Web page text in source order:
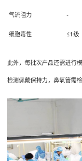
气流阻力 -
细胞毒性 ≤1级
此外，每批次产品还需进行
检测佩戴保持力，鼻氧管需